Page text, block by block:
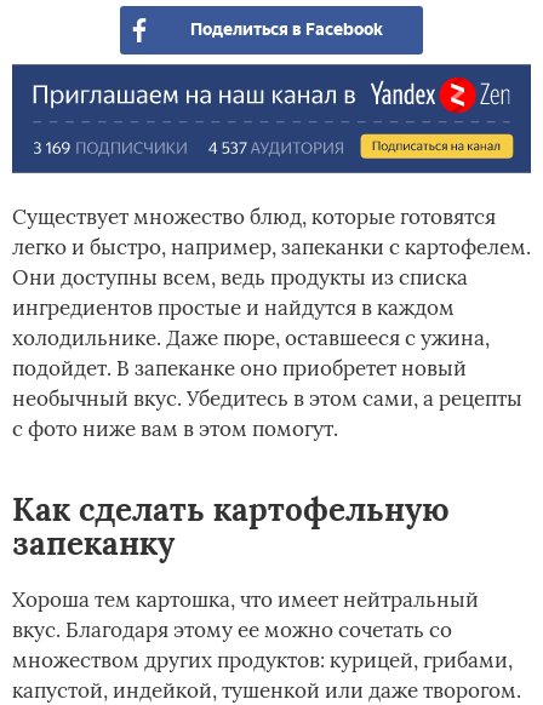
Поделиться в Facebook
Существует множество блюд, которые готовятся
легко и быстро, например, запеканки с картофелем.
Они доступны всем, ведь продукты из списка
ингредиентов простые и найдутся в каждом
холодильнике. Даже пюре, оставшееся с ужина,
подойдет. В запеканке оно приобретет новый
необычный вкус. Убедитесь в этом сами, а рецепты
с фото ниже вам в этом помогут.
Как сделать картофельную
запеканку
Хороша тем картошка, что имеет нейтральный
вкус. Благодаря этому ее можно сочетать со
множеством других продуктов: курицей, грибами,
капустой, индейкой, тушенкой или даже творогом.